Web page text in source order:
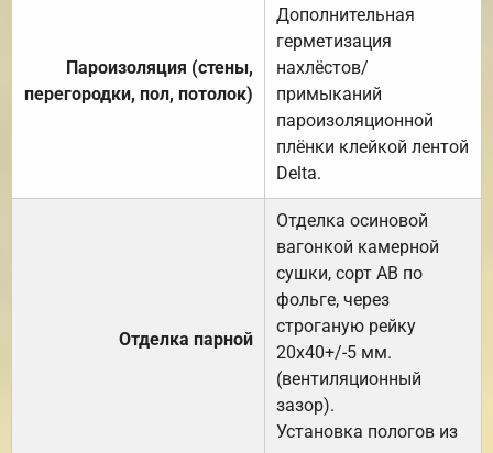
Пароизоляция (стены,
перегородки, пол, потолок)
Дополнительная
герметизация
нахлёстов/
примыканий
пароизоляционной
плёнки клейкой лентой
Delta.
Отделка парной
Отделка осиновой
вагонкой камерной
сушки, сорт АВ по
фольге, через
строганую рейку
20х40+/-5 мм.
(вентиляционный
зазор).
Установка пологов из